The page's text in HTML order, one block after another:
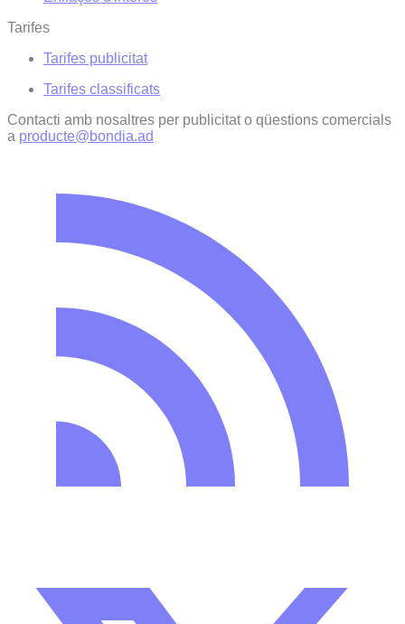
Tarifes
Tarifes publicitat
Tarifes classificats
Contacti amb nosaltres per publicitat o qüestions comercials
a producte@bondia.ad